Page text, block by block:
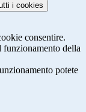
i cookies
consentire.
funzionamento della
potete